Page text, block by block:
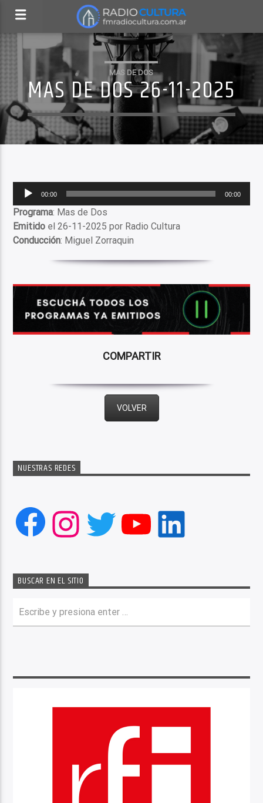
MAS DE DOS
MAS DE DOS 26-11-2025
Reproductor
audio
00:00 00:00
Programa: Mas de Dos
Emitido el 26-11-2025 por Radio Cultura
Conducción: Miguel Zorraquin
COMPARTIR
VOLVER
NUESTRAS REDES
Facebook
Instagram
Twitter
YouTube
LinkedIn
BUSCAR EN EL SITIO